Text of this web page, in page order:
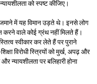
को स्पष्ट कीजिए।
में यह विमान उड़ते थे। इनसे लोग
करने वाले कोई ग्रंथ नहीं मिलते हैं।
स्वीकार कर लेते हैं पर पुराने
विरोधी स्त्रियों को मुर्ख, अपढ़ और
न्यायशीलता पर बलिहारी होना